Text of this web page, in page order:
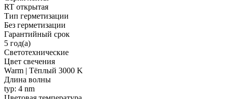
RT открытая
Тип герметизации
Без герметизации
Гарантийный срок
5 год(а)
Светотехнические
Цвет свечения
Warm | Тёплый 3000 K
Длина волны
typ: 4 nm